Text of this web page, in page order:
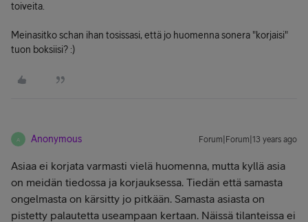
toiveita.
Meinasitko schan ihan tosissasi, että jo huomenna sonera "korjaisi"
tuon boksiisi? :)
A Anonymous Forum|Forum|13 years ago
Asiaa ei korjata varmasti vielä huomenna, mutta kyllä asia
on meidän tiedossa ja korjauksessa. Tiedän että samasta
ongelmasta on kärsitty jo pitkään. Samasta asiasta on
pistetty palautetta useampaan kertaan. Näissä tilanteissa ei